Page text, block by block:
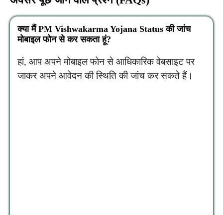
क्या मैं PM Vishwakarma Yojana Status की जांच
मोबाइल फोन से कर सकता हूं?
हां, आप अपने मोबाइल फोन से आधिकारिक वेबसाइट पर
जाकर अपने आवेदन की स्थिति की जांच कर सकते हैं।